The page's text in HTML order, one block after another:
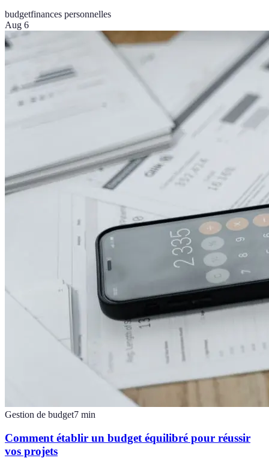
budgetfinances personnelles
Aug 6
Gestion de budget7 min
Comment établir un budget équilibré pour réussir
vos projets